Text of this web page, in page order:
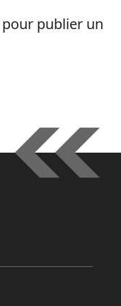
pour publier un